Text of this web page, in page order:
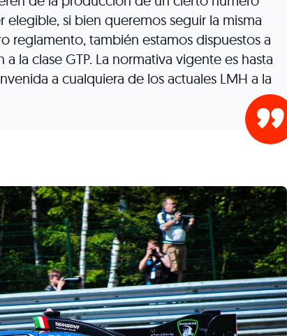
elegible, si bien queremos seguir la misma
reglamento, también estamos dispuestos a
la clase GTP. La normativa vigente es hasta
a cualquiera de los actuales LMH a la